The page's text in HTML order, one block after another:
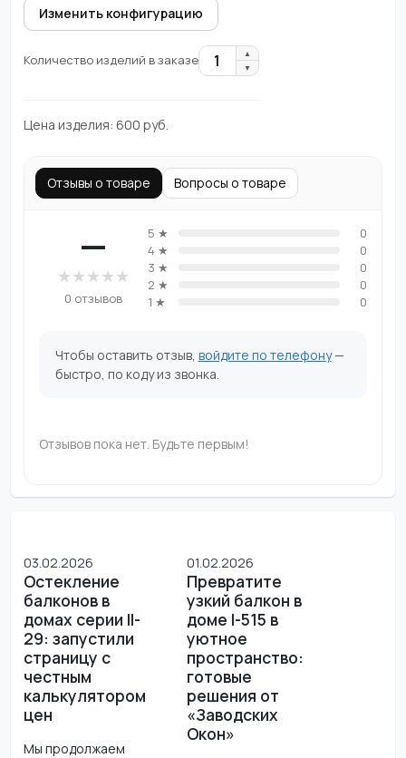
Изменить конфигурацию
Количество изделий в заказе 1
▲
▼
Цена изделия: 600 руб.
Отзывы о товаре Вопросы о товаре
—
★★★★★
0 отзывов
5 ★
0
4 ★
0
3 ★
0
2 ★
0
1 ★
0
Чтобы оставить отзыв, войдите по телефону—
быстро, по коду из звонка.
Отзывов пока нет. Будьте первым!
03.02.2026
Остекление
балконов в
домах серии II-
29: запустили
страницу с
честным
калькулятором
цен
Мы продолжаем
01.02.2026
Превратите
узкий балкон в
доме I-515 в
уютное
пространство:
готовые
решения от
«Заводских
Окон»